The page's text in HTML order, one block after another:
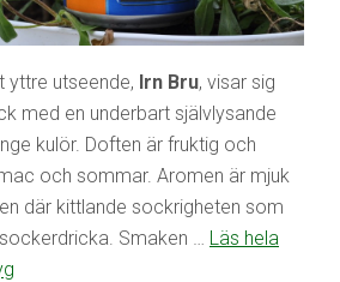
yttre utseende, Irn Bru, visar sig
med en underbart självlysande
kulör. Doften är fruktig och
och sommar. Aromen är mjuk
där kittlande sockrigheten som
Smaken … Läs hela